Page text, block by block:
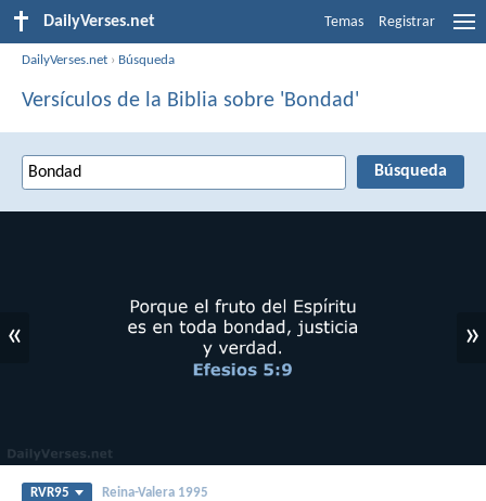
DailyVerses.net Temas Registrar
DailyVerses.net › Búsqueda
Versículos de la Biblia sobre 'Bondad'
« »
RVR95 Reina-Valera 1995